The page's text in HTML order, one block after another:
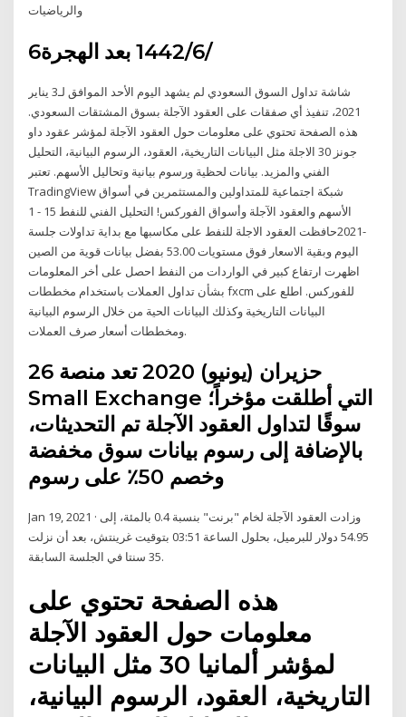
والرياضيات
6‏‏/6‏‏/1442 بعد الهجرة
شاشة تداول السوق السعودي لم يشهد اليوم الأحد الموافق لـ3 يناير
2021، تنفيذ أي صفقات على العقود الآجلة بسوق المشتقات السعودي.
هذه الصفحة تحتوي على معلومات حول العقود الآجلة لمؤشر عقود داو
جونز 30 الاجلة مثل البيانات التاريخية، العقود، الرسوم البيانية، التحليل
الفني والمزيد. بيانات لحظية ورسوم بيانية وتحاليل الأسهم. تعتبر
TradingView شبكة اجتماعية للمتداولين والمستثمرين في أسواق
الأسهم والعقود الآجلة وأسواق الفوركس! التحليل الفني للنفط 15 - 1
-2021حافظت العقود الاجلة للنفط على مكاسبها مع بداية تداولات جلسة
اليوم وبقية الاسعار فوق مستويات 53.00 بفضل بيانات قوية من الصين
اظهرت ارتفاع كبير في الواردات من النفط احصل على أخر المعلومات
بشأن تداول العملات باستخدام مخططات fxcm للفوركس. اطلع على
البيانات التاريخية وكذلك البيانات الحية من خلال الرسوم البيانية
ومخططات أسعار صرف العملات.
26 حزيران (يونيو) 2020 تعد منصة
Small Exchange التي أطلقت مؤخراً؛
سوقًا لتداول العقود الآجلة تم التحديثات،
بالإضافة إلى رسوم بيانات سوق مخفضة
Jan 19, 2021 · وزادت العقود الآجلة لخام "برنت" بنسبة 0.4 بالمئة، إلى
54.95 دولار للبرميل، بحلول الساعة 03:51 بتوقيت غرينتش، بعد أن نزلت
35 سنتا في الجلسة السابقة.
هذه الصفحة تحتوي على
معلومات حول العقود الآجلة
لمؤشر ألمانيا 30 مثل البيانات
التاريخية، العقود، الرسوم البيانية،